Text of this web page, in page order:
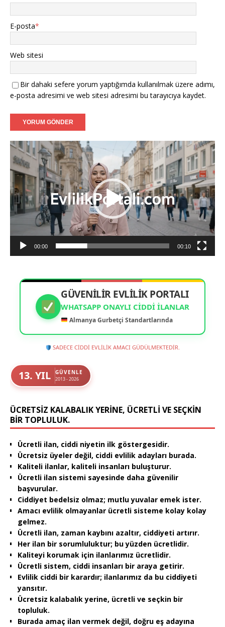
Sibel (36) - Bielefeld:Samimi ve dürüst bir hayat
arkadaşı.
Caner (37) - Karlsruhe: Sadakatli bir hanımefendi
Aylin (35) - Mannheim:
Fatih (40) - Augsburg: İnançlı ve ahlaklı bir eş adayı.
E-posta*
Web sitesi
Bir dahaki sefere yorum yaptığımda kullanılmak üzere adımı,
e-posta adresimi ve web sitesi adresimi bu tarayıcıya kaydet.
Video
oynatıcı
00:00 00:10
GÜVENİLİR EVLİLİK PORTALI
WHATSAPP ONAYLI CIDDI İLANLAR
Almanya Gurbetçi Standartlarında
SADECE CİDDİ EVLİLİK AMACI GÜDÜLMEKTEDİR.
13. YIL GÜVENLE
2013 - 2026
ÜCRETSIZ KALABALIK YERINE, ÜCRETLI VE SEÇKIN
BIR TOPLULUK.
Ücretli ilan, ciddi niyetin ilk göstergesidir.
Ücretsiz üyeler değil, ciddi evlilik adayları burada.
Kaliteli ilanlar, kaliteli insanları buluşturur.
Ücretli ilan sistemi sayesinde daha güvenilir
başvurular.
Ciddiyet bedelsiz olmaz; mutlu yuvalar emek ister.
Amacı evlilik olmayanlar ücretli sisteme kolay kolay
gelmez.
Ücretli ilan, zaman kaybını azaltır, ciddiyeti artırır.
Her ilan bir sorumluluktur; bu yüzden ücretlidir.
Kaliteyi korumak için ilanlarımız ücretlidir.
Ücretli sistem, ciddi insanları bir araya getirir.
Evlilik ciddi bir karardır; ilanlarımız da bu ciddiyeti
yansıtır.
Ücretsiz kalabalık yerine, ücretli ve seçkin bir
topluluk.
Burada amaç ilan vermek değil, doğru eş adayına